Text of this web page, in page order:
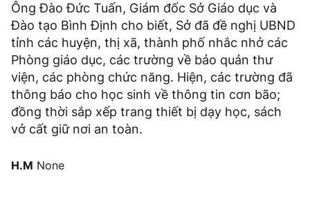
Ông Đào Đức Tuấn, Giám đốc Sở Giáo dục và
Đào tạo Bình Định cho biết, Sở đã đề nghị UBND
tỉnh các huyện, thị xã, thành phố nhắc nhở các
Phòng giáo dục, các trường về bảo quản thư
viện, các phòng chức năng. Hiện, các trường đã
thông báo cho học sinh về thông tin cơn bão;
đồng thời sắp xếp trang thiết bị dạy học, sách
vở cất giữ nơi an toàn.
H.M None